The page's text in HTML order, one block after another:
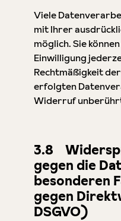
Viele
mit Ihrer
möglich. Sie
Einwilligung
Rechtmäßigkeit
erfolgten
Widerruf
3.8
gegen die
besonderen
gegen
DSGVO)